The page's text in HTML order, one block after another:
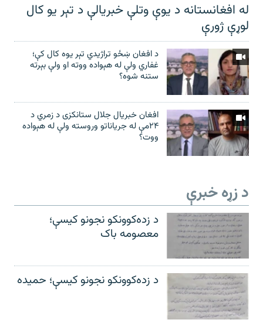
له افغانستانه د یوې وتلې خبریالې د تېر يو کال
لوړې ژورې
د افغان ښځو تراژیدي تېر یوه کال کې؛
غفاري ولې له هېواده ووته او ولې بېرته
ستنه شوه؟
افغان خبریال جلال ستانکزی د زمري د
۲۴مې له جریاناتو وروسته ولې له هېواده
ووت؟
د زړه خبرې
د زده‌کوونکو نجونو کیسې؛
معصومه باک
د زده‌کوونکو نجونو کیسې؛ حمیده